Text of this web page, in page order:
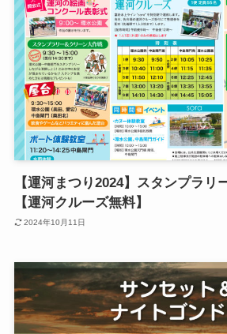
【運河まつり2024】スタンプラリ
【運河クルーズ無料】
2024年10月11日